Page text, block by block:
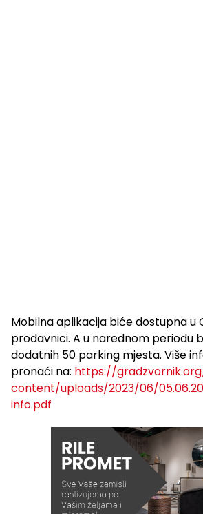
Mobilna aplikacija biće dostupna u
prodavnici. A u narednom periodu
dodatnih 50 parking mjesta. Više
pronaći na: https://
content/uploads/2023/06/
info.pdf